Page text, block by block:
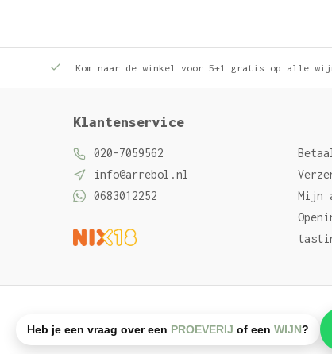
Kom naar de winkel voor 5+1 gratis op alle
Klantenservice
020-7059562
info@arrebol.nl
0683012252
Mijn
© Arrebol wijn - Powered byemarkable
Heb je een vraag over een PROEVERIJ of een WIJN?